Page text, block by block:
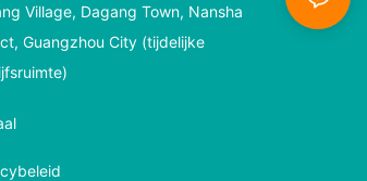
Village, Dagang Town, Nansha
Guangzhou City (tijdelijke